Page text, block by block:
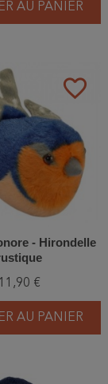
AU PANIER
favorite_border
- Hirondelle
11,90 €
AU PANIER